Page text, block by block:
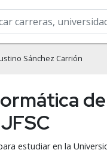
Sánchez Carrión
estudiar en la